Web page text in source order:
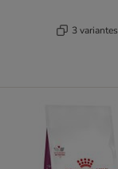
3 variantes